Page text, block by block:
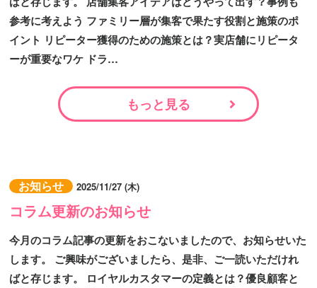
参考に考えよう ファミリー層が集客で果たす役割と施策のポ
イント リピーター獲得のための施策とは？実店舗にリピータ
ーが重要なワケ ドラ…
もっと見る
お知らせ 2025/11/27 (木)
コラム更新のお知らせ
今月のコラム記事の更新をおこないましたので、お知らせいた
します。 ご興味がございましたら、是非、ご一読いただけれ
ばと存じます。 ロイヤルカスタマーの定義とは？優良顧客と